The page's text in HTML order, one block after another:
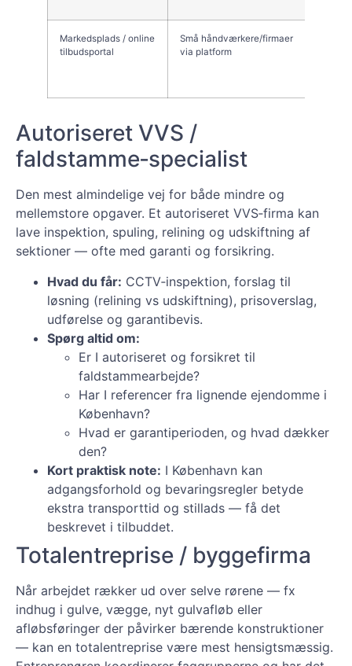
Markedsplads / online
tilbudsportal
Små håndværkere/firmaer
via platform
Autoriseret VVS /
faldstamme‑specialist
Den mest almindelige vej for både mindre og
mellemstore opgaver. Et autoriseret VVS‑firma kan
lave inspektion, spuling, relining og udskiftning af
sektioner — ofte med garanti og forsikring.
Hvad du får: CCTV‑inspektion, forslag til
løsning (relining vs udskiftning), prisoverslag,
udførelse og garantibevis.
Spørg altid om:
Er I autoriseret og forsikret til
faldstammearbejde?
Har I referencer fra lignende ejendomme i
København?
Hvad er garantiperioden, og hvad dækker
den?
Kort praktisk note: I København kan
adgangsforhold og bevaringsregler betyde
ekstra transporttid og stillads — få det
beskrevet i tilbuddet.
Totalentreprise / byggefirma
Når arbejdet rækker ud over selve rørene — fx
indhug i gulve, vægge, nyt gulvafløb eller
afløbsføringer der påvirker bærende konstruktioner
— kan en totalentreprise være mest hensigtsmæssig.